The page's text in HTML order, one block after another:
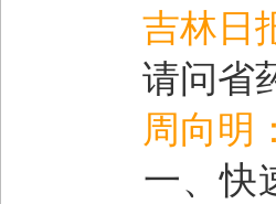
吉林日
请问省药
周向明：
一、快速